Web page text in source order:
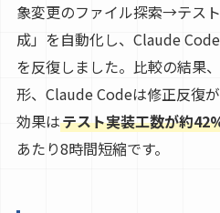
象変更のファイル探索→テス
成」を自動化し、Claude
を反復しました。比較の結果
形、Claude Codeは修正反復
効果はテスト実装工数が約
あたり8時間短縮です。